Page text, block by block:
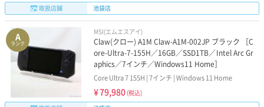
取扱店舗 池袋店
A
ランク
MSI(エムエスアイ)
Claw(クロー) A1M Claw-A1M-002JP ブラック ［C
ore-Ultra-7-155H／16GB／SSD1TB／Intel Arc Gr
aphics／7インチ／Windows11 Home］
Core Ultra 7 155H | 7インチ | Windows 11 Home
¥79,980 (税込)